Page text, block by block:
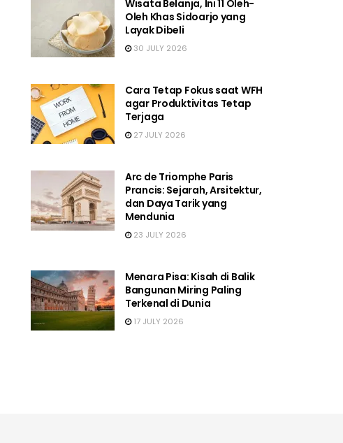
Wisata Belanja, Ini 11 Oleh-
Oleh Khas Sidoarjo yang
Layak Dibeli
30 JULY 2026
Cara Tetap Fokus saat WFH
agar Produktivitas Tetap
Terjaga
27 JULY 2026
Arc de Triomphe Paris
Prancis: Sejarah, Arsitektur,
dan Daya Tarik yang
Mendunia
23 JULY 2026
Menara Pisa: Kisah di Balik
Bangunan Miring Paling
Terkenal di Dunia
17 JULY 2026